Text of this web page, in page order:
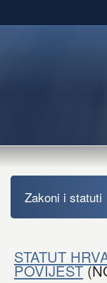
Zakoni i statuti
STATUT
POVIJEST